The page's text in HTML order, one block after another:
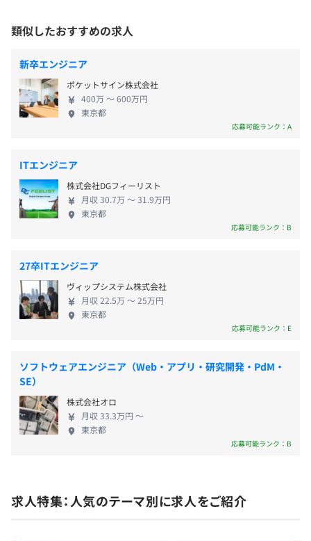
「おとり物件」とは、存在しない物件や存在するが取引対
象にならない物件あるいは取引の意思がない物件のうち広
告宣伝されている物件のことで、社会課題のひとつになっ
ています。LIFULLでは、データベースに蓄積されている
ビッグデータを自社開発AIに学習させて、「おとり物件」
2023年3月には単月で特定の学習モデルで99％の精度を達
成しました。
「LIFULLHOME'S 3D間取り」（国際特許取得）
AIやディープラーニング技術の活用により、2次元の間取
量に自動生成し可視化する技術で、国際特許を取得してい
ます。この技術を最新のVR技術と組み合わせ、3Dの街を
自由に飛び回り、遠隔地からでもシームレスにバーチャル
内見できる画期的なプロダクト「空飛ぶホームズくん」を
「LIFULL HOME'S イマ―シブモデルルーム」
「Apple Vision Pro」発売日当日にリリースした国内不動
産ポータル初の未来の暮らし体験アプリ。空間全体を表現
のキャンバスとして活かす「Apple Vision Pro」上にリア
リティのあるモデルルームを再現。これまで別々の体験だ
った「検索」と「内覧」を一つの体験として提供すること
す。
室有）
■地下鉄半蔵門線「半蔵門駅」3a出口より徒歩2分
■地下鉄有楽町線「麹町駅」3出口より徒歩6分
・祝日
・年末年始休暇
・慶弔休暇
・LIFULL休暇：自身や家族の記念日や子どもの運動会な
ど、自身に関連するイベントの日に自由に休暇を取得でき
・通勤交通費支給（日額上限3,500円まで）
・社員持株制度
・福利厚生倶楽部
・リフレッシュ手当
・ワーキングマザー・ファザー支援
賞与：年2回（7月・12月）※業績による
昇給：年2回（4月・10月）※弊社規定に基づく
各種社会保険完備
員の自発的な提案に基づくテーマに沿って「ゼミナール」
社員は自身が受講したいゼミを選択して受講できます。ほ
とんどのゼミで社員が講師を務め、職種や部門を越えてお
互いに教え合う文化の醸成に繋がっています。
（例）経営ノウハウを直接学べる「経営塾」をはじめ、マ
ーケティング、Webディレクション、プロダクトマネジメ
「選抜プログラム」
次世代リーダー育成プログラムです。活躍や成果が認めら
れ全社表彰された社員の中から選抜し、選抜海外研修等を
実施しています。研修プログラムを通して、選抜社員のグ
ィードバックを期待するものとなっています。
自己啓発支援の有無及びその内容
■資格取得奨励制度
正社員・契約社員を対象に、スキルアップを支援するため
に、会社として奨励する資格に合格した場合、その受験費
＜その他セミナー＞
■リーダーズアイセミナー
各種業界の先駆者を招き、経験や知見をお話いただくセミ
ナーです。
モデルのこれまでの歩みを紹介するセミナーを開催してい
ます。
挑む「LIFULL FaM」など、テクノロジーの力で、事
業領域を拡大しながら成長中です。 ■“業界初”のプ
ロダクトを生み出し続ける LIFULLのエンジニアに求
められるのは、「誰のどんな課題を解決するの
か？」「テクノロジーの力でどうやって実現するの
か？」を徹底的に突き詰める力。 人々に「安心」と
「喜び」という本質的な価値を届けるために、これ
ムで挑み、“業界初”のプロダクトを生み出し続けて
いく。この姿勢こそが、LIFULLエンジニアの特徴で
す。
類似したおすすめの求人
新卒エンジニア
ポケットサイン株式会社
400万 〜 600万円
東京都
応募可能ランク：A
ITエンジニア
株式会社DGフィーリスト
月収 30.7万 〜 31.9万円
東京都
応募可能ランク：B
27卒ITエンジニア
ヴィップシステム株式会社
月収 22.5万 〜 25万円
東京都
応募可能ランク：E
ソフトウェアエンジニア（Web・アプリ・研究開発・PdM・
SE）
株式会社オロ
月収 33.3万円 〜
東京都
応募可能ランク：B
求人特集：人気のテーマ別に求人をご紹介